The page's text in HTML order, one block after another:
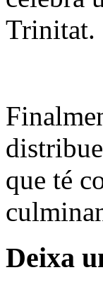
Trinitat.
que té
Deixa